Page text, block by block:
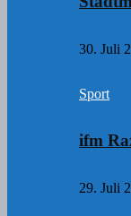
30. Juli
Sport
ifm
29. Juli